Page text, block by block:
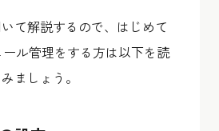
て解説するので、はじめて
ル管理をする方は以下を読
ましょう。